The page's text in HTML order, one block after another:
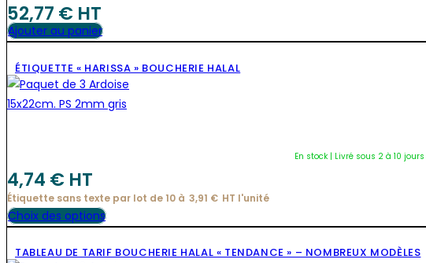
52,77 € HT
Ajouter au panier
ÉTIQUETTE « HARISSA » BOUCHERIE HALAL
En stock | Livré sous 2 à 10 jours
4,74 € HT
Étiquette sans texte par lot de 10 à 3,91 € HT l'unité
Choix des optionsCe
a
TABLEAU DE TARIF BOUCHERIE HALAL « TENDANCE » – NOMBREUX MODÈLES